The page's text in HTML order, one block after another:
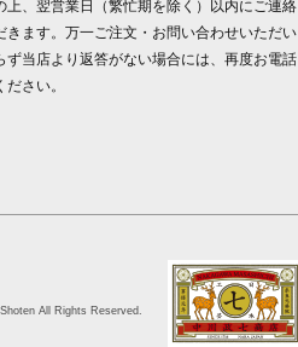
上、翌営業日（繁忙期を除く）以内にご連絡
きます。万一ご注文・お問い合わせいただい
ず当店より返答がない場合には、再度お電話
さい。
All Rights Reserved.